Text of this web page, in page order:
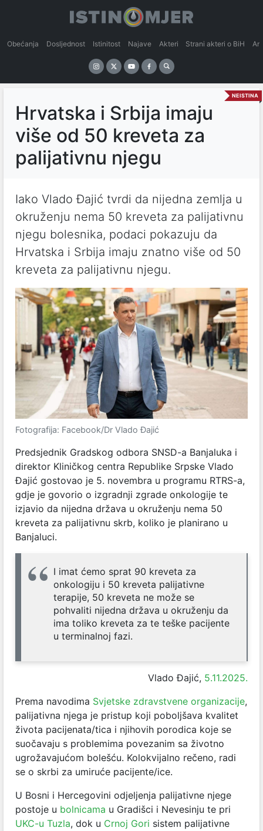
Obećanja Dosljednost Istinitost Najave Akteri Strani akteri o BiH
NEISTINA
Hrvatska i Srbija imaju
više od 50 kreveta za
palijativnu njegu
Iako Vlado Đajić tvrdi da nijedna zemlja u
okruženju nema 50 kreveta za palijativnu
njegu bolesnika, podaci pokazuju da
Hrvatska i Srbija imaju znatno više od 50
kreveta za palijativnu njegu.
Fotografija: Facebook/Dr Vlado Đajić
Predsjednik Gradskog odbora SNSD-a Banjaluka i
direktor Kliničkog centra Republike Srpske Vlado
Đajić gostovao je 5. novembra u programu RTRS-a,
gdje je govorio o izgradnji zgrade onkologije te
izjavio da nijedna država u okruženju nema 50
kreveta za palijativnu skrb, koliko je planirano u
Banjaluci.
I imat ćemo sprat 90 kreveta za
onkologiju i 50 kreveta palijativne
terapije, 50 kreveta ne može se
pohvaliti nijedna država u okruženju da
ima toliko kreveta za te teške pacijente
u terminalnoj fazi.
Vlado Đajić, 5.11.2025.
Prema navodima Svjetske zdravstvene organizacije,
palijativna njega je pristup koji poboljšava kvalitet
života pacijenata/tica i njihovih porodica koje se
suočavaju s problemima povezanim sa životno
ugrožavajućom bolešću. Kolokvijalno rečeno, radi
se o skrbi za umiruće pacijente/ice.
U Bosni i Hercegovini odjeljenja palijativne njege
postoje u bolnicama u Gradišci i Nevesinju te pri
UKC-u Tuzla, dok u Crnoj Gori sistem palijativne